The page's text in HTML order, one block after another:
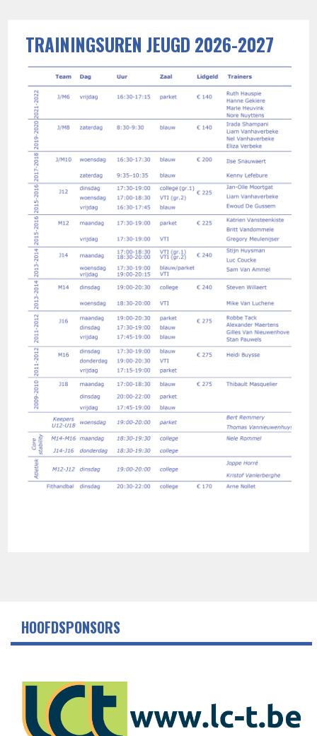
TRAININGSUREN JEUGD 2026-2027
HOOFDSPONSORS